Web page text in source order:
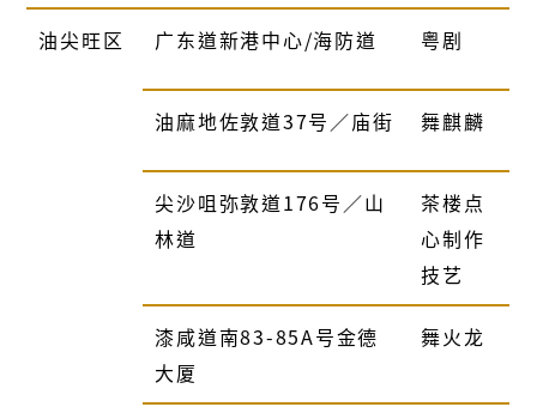
油尖旺区 广东道新港中心/海防道 粤剧
油麻地佐敦道37号／庙街 舞麒麟
尖沙咀弥敦道176号／山
林道
茶楼点
心制作
技艺
漆咸道南83-85A号金德
大厦
舞火龙